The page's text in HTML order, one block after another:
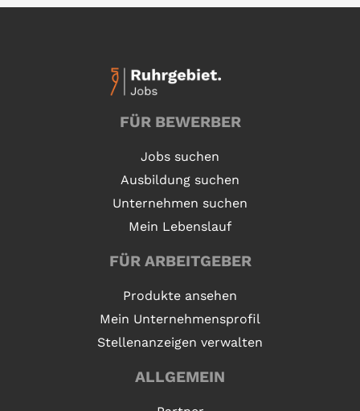
FÜR BEWERBER
Jobs suchen
Ausbildung suchen
Unternehmen suchen
Mein Lebenslauf
FÜR ARBEITGEBER
Produkte ansehen
Mein Unternehmensprofil
Stellenanzeigen verwalten
ALLGEMEIN